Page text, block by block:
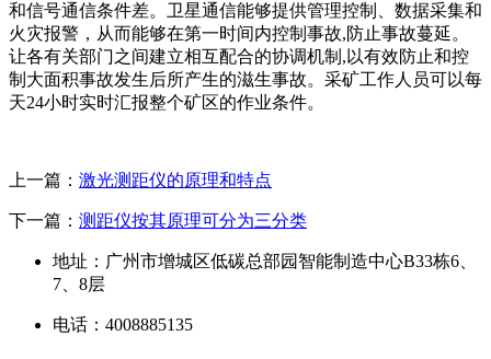
和信号通信条件差。卫星通信能够提供管理控制、数据采集和
火灾报警，从而能够在第一时间内控制事故,防止事故蔓延。
让各有关部门之间建立相互配合的协调机制,以有效防止和控
制大面积事故发生后所产生的滋生事故。采矿工作人员可以每
天24小时实时汇报整个矿区的作业条件。
上一篇： 激光测距仪的原理和特点
下一篇： 测距仪按其原理可分为三分类
地址：广州市增城区低碳总部园智能制造中心B33栋6、
7、8层
电话：4008885135